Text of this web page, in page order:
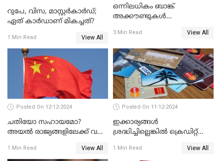
റുപേ, വിസ, മാസ്റ്റർകാർഡ്;
ഏത് കാർഡാണ് മികച്ചത്?
1 Min Read View All
ഒന്നിലധികം ബാങ്ക്
അക്കൗണ്ടുകൾ
ബി ഐ പറയുന്നത് എന്താണ്?
3 Min Read View All
Posted On 12-12-2024
ചതിയോ സഹായമോ?
അയൽ രാജ്യങ്ങളിലേക്ക് വൻ
ചൈന
1 Min Read View All
Posted On 11-12-2024
ഇക്കാര്യങ്ങൾ
ശ്രദ്ധിച്ചില്ലെങ്കിൽ ക്രെഡിറ്റ്
1 Min Read View All